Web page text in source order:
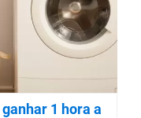
1 hora a